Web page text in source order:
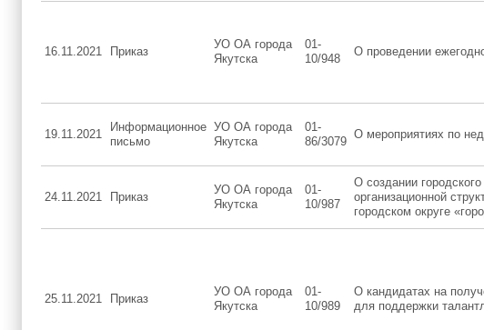
16.11.2021 Приказ
УО ОА города
Якутска
01-
10/948
О проведении
19.11.2021
Информационное
письмо
УО ОА города
Якутска
01-
86/3079
О мероприятиях по
24.11.2021 Приказ
УО ОА города
Якутска
01-
10/987
О создании
организационной
городском округе
25.11.2021 Приказ
УО ОА города
Якутска
01-
10/989
О кандидатах на
для поддержки